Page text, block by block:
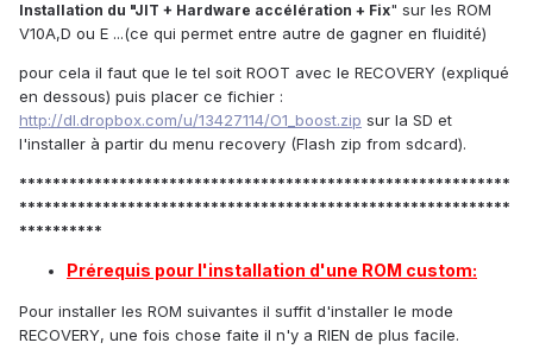
Installation du "JIT + Hardware accélération + Fix" sur les ROM
V10A,D ou E ...(ce qui permet entre autre de gagner en fluidité)
pour cela il faut que le tel soit ROOT avec le RECOVERY (expliqué
en dessous) puis placer ce fichier :
http://dl.dropbox.com/u/13427114/O1_boost.zip sur la SD et
l'installer à partir du menu recovery (Flash zip from sdcard).
***********************************************************
***********************************************************
**********
Prérequis pour l'installation d'une ROM custom:
Pour installer les ROM suivantes il suffit d'installer le mode
RECOVERY, une fois chose faite il n'y a RIEN de plus facile.